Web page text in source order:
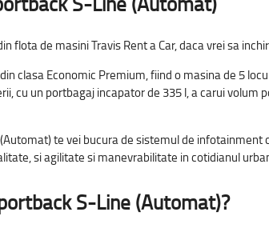
flota de masini Travis Rent a Car, daca vrei sa
clasa Economic Premium, fiind o masina de 5
cu un portbagaj incapator de 335 l, a carui
te vei bucura de sistemul de
si agilitate si manevrabilitate in cotidianul
S-Line (Automat)?